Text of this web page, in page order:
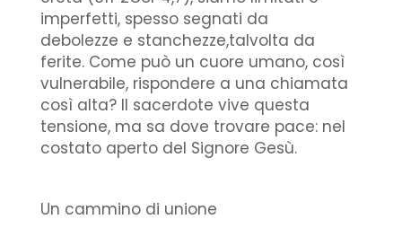
imperfetti, spesso segnati da
debolezze e stanchezze,talvolta da
ferite. Come può un cuore umano, così
vulnerabile, rispondere a una chiamata
così alta? Il sacerdote vive questa
tensione, ma sa dove trovare pace: nel
costato aperto del Signore Gesù.
Un cammino di unione